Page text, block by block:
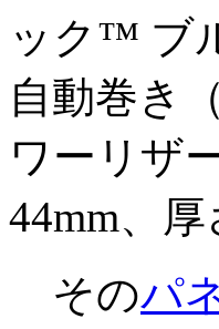
ック™️ ブ
自動巻き
ワーリザ
44mm、
そのパ